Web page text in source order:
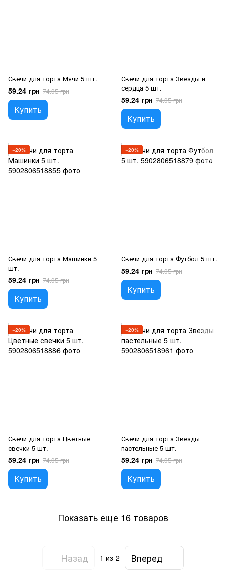
Свечи для торта Мячи 5 шт.
59.24 грн 74.05 грн
Купить
Свечи для торта Звезды и
сердца 5 шт.
59.24 грн 74.05 грн
Купить
−20%
Свечи для торта Машинки 5
шт.
59.24 грн 74.05 грн
Купить
−20%
Свечи для торта Футбол 5 шт.
59.24 грн 74.05 грн
Купить
−20%
Свечи для торта Цветные
свечки 5 шт.
59.24 грн 74.05 грн
Купить
−20%
Свечи для торта Звезды
пастельные 5 шт.
59.24 грн 74.05 грн
Купить
Показать еще 16 товаров
Назад 1 из 2 Вперед